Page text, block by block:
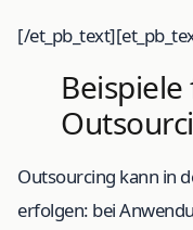
[/
Outsourcing kann in
erfolgen: bei